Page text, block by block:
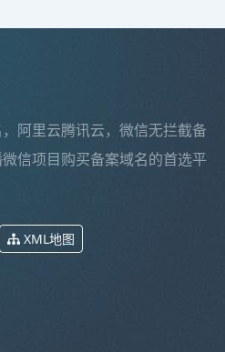
阿里云腾讯云，微信无拦截备
信项目购买备案域名的首选平
XML地图